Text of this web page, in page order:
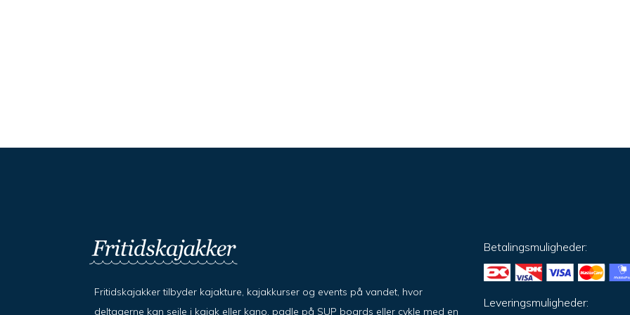
Fritidskajakker tilbyder kajakture, kajakkurser og events på vandet, hvor
deltagerne kan sejle i kajak eller kano, padle på SUP boards eller cykle med en
Betalingsmuligheder:
Leveringsmuligheder: